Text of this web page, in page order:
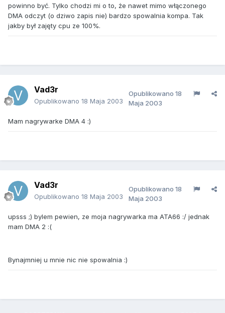
powinno być. Tylko chodzi mi o to, że nawet mimo włączonego
DMA odczyt (o dziwo zapis nie) bardzo spowalnia kompa. Tak
jakby był zajęty cpu ze 100%.
Vad3r
Opublikowano 18 Maja 2003
Opublikowano 18
Maja 2003
Mam nagrywarke DMA 4 :)
Vad3r
Opublikowano 18 Maja 2003
Opublikowano 18
Maja 2003
upsss ;) bylem pewien, ze moja nagrywarka ma ATA66 :/ jednak
mam DMA 2 :(
Bynajmniej u mnie nic nie spowalnia :)